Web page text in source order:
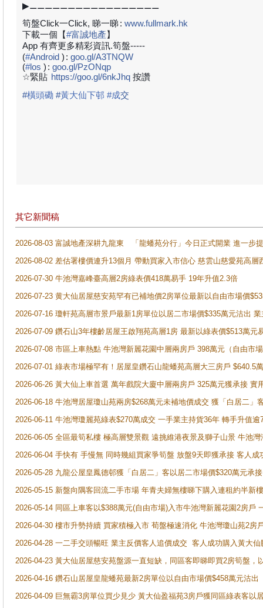
▶⚊⚊⚊⚊⚊⚊⚊⚊⚊⚊⚊⚊⚊⚊⚊⚊⚊
筍盤Click一Click, 睇一睇: www.fullmark.hk
下載一個【#富誠地產】
App 有齊更多精彩資訊.筍盤-----
(#Android ) : goo.gl/A3TNQW
(#los ) : goo.gl/PzONqp
☆緊貼 https://goo.gl/6nkJhq 按讚
#橫頭磡 #黃大仙下邨 #成交
其它新聞稿
2026-08-03 富誠地產深耕九龍東 「龍蟠苑分行」今日正式開業 進一步
2026-08-02 差估署樓價連升13個月 帶動買家入市信心 慈雲山慈愛苑高層
2026-07-30 牛池灣嘉峰臺高層2房綠表價418萬易手 19年升值2.3倍
2026-07-23 黄大仙居屋慈安苑罕有已補地價2房單位最新以自由市場價
2026-07-16 瓊軒苑高層市景戶最新1房單位以居二市場價$335萬元沽出
2026-07-09 鑽石山3年樓齡居屋王啟翔苑高層1房 最新以綠表價$513萬元
2026-07-08 市區上車熱點 牛池灣新麗花園中層兩房戶 398萬元（自由市
2026-07-01 綠表市場極罕有！居屋皇鑽石山龍蟠苑高層大三房戶
2026-06-26 黃大仙上車首選 萬年戲院大廈中層兩房戶 325萬元獲承接 實
2026-06-18 牛池灣居屋瓊山苑兩房$268萬元未補地價成交 獲「白居二」
2026-06-11 牛池灣瓊麗苑綠表$270萬成交 一手業主持貨36年 轉手升值逾
2026-06-05 全區最筍私樓 極高層雙景觀 遠挑維港夜景及獅子山景 牛池
2026-06-04 手快有 手慢無 同時幾組買家爭筍盤 放盤9天即獲承接 客人
2026-05-28 九龍公屋皇鳳德邨獲「白居二」客以居二市場價$320萬元承接
2026-05-15 新盤向隅客回流二手市場 年青夫婦無樓睇下購入連租約半新
2026-05-14 同區上車客以$388萬元(自由市場)入市牛池灣新麗花園2房戶
2026-04-30 樓市升勢持續 買家積極入市 荀盤極速消化 牛池灣瓊山苑2房
2026-04-28 一二手交頭暢旺 業主反價客人追價成交 客人成功購入黃大
2026-04-23 黃大仙居屋慈安苑盤源一直短缺，同區客即睇即買2房筍盤，
2026-04-16 鑽石山居屋皇龍蟠苑最新2房單位以自由市場價$458萬元沽出
2026-04-09 巨無霸3房單位買少見少 黃大仙盈福苑3房戶獲同區綠表客以